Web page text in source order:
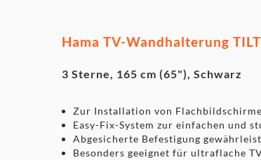
Hama TV-Wandhalterung TILT
3 Sterne, 165 cm (65"), Schwarz
Zur Installation von
Easy-Fix-System zur einfachen und
Abgesicherte Befestigung
Besonders geeignet für ultraflache